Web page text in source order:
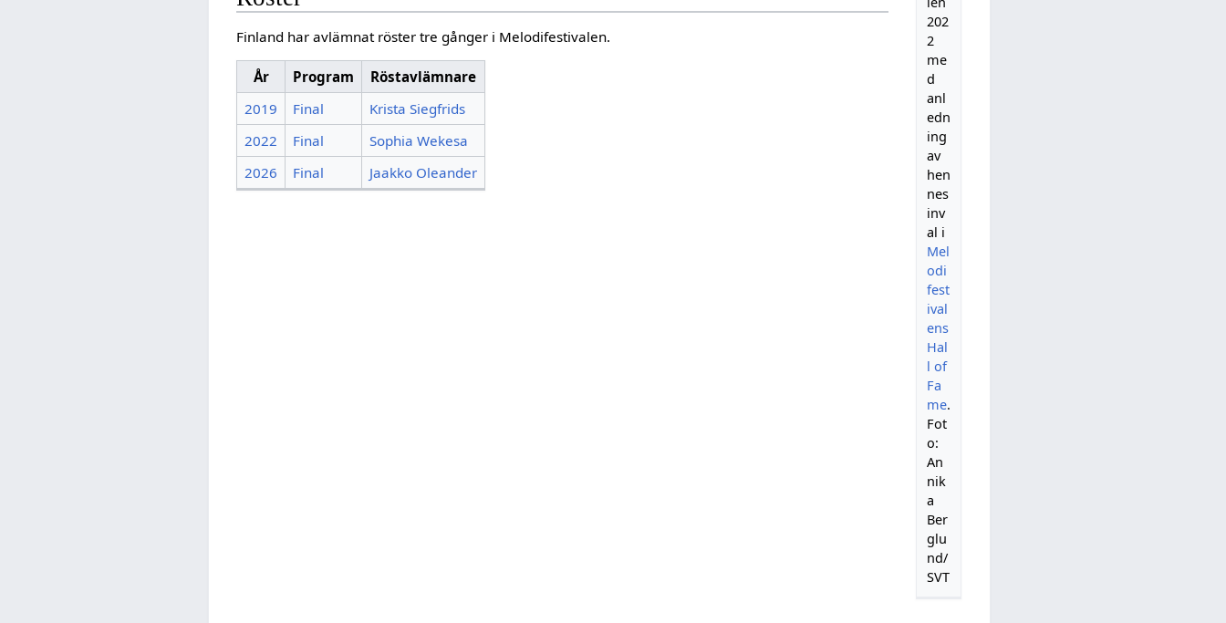
202
2
me
d
anl
edn
ing
av
hen
nes
inv
al i
Mel
odi
fest
ival
ens
Hal
l of
Fa
me.
Fot
o:
An
nik
a
Ber
glu
nd/
SVT
Finland har avlämnat röster tre gånger i Melodifestivalen.
År Program
Röstavlämnare
2019
Final
Krista Siegfrids
2022
Final
Sophia Wekesa
2026
Final Jaakko Oleander